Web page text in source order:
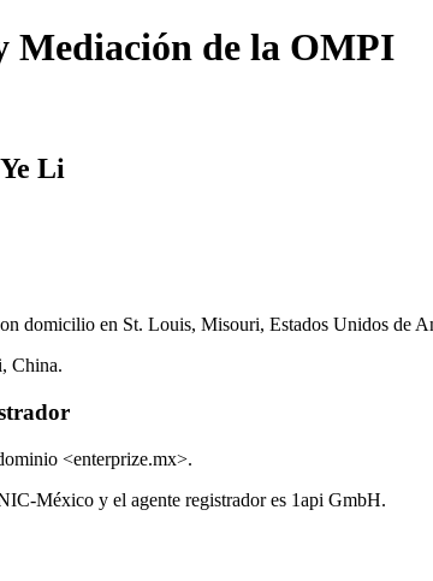
Mediación de la OMPI
Li
domicilio en St. Louis, Misouri, Estados Unidos de
China.
<enterprize.mx>.
México y el agente registrador es 1api GmbH.